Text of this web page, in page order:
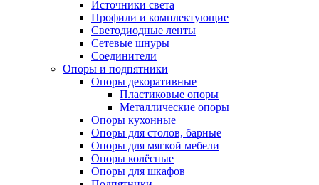
Источники света
Профили и комплектующие
Светодиодные ленты
Сетевые шнуры
Соединители
Опоры и подпятники
Опоры декоративные
Пластиковые опоры
Металлические опоры
Опоры кухонные
Опоры для столов, барные
Опоры для мягкой мебели
Опоры колёсные
Опоры для шкафов